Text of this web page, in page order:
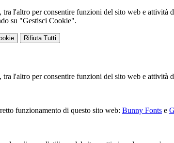
l'altro per consentire funzioni del sito web e attività
su "Gestisci Cookie".
Rifiuta Tutti
l'altro per consentire funzioni del sito web e attività
funzionamento di questo sito web: Bunny Fonts e